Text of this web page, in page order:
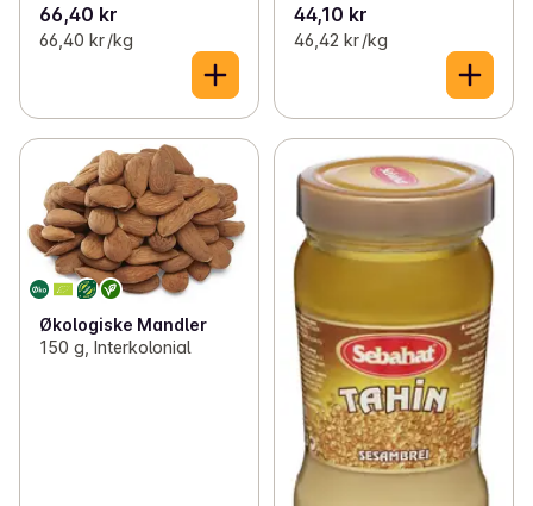
66,40 kr
66,40 kr /kg
44,10 kr
46,42 kr /kg
Økologiske Mandler
150 g, Interkolonial